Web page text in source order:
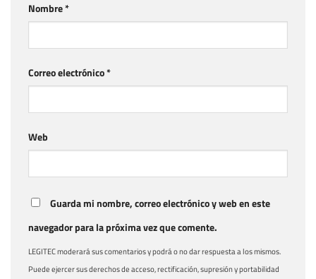
Nombre*
Correo electrónico*
Web
Guarda mi nombre, correo electrónico y web en este
navegador para la próxima vez que comente.
LEGITEC moderará sus comentarios y podrá o no dar respuesta a los mismos.
Puede ejercer sus derechos de acceso, rectificación, supresión y portabilidad